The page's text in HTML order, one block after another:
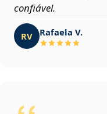
confiável.
RV Rafaela V.